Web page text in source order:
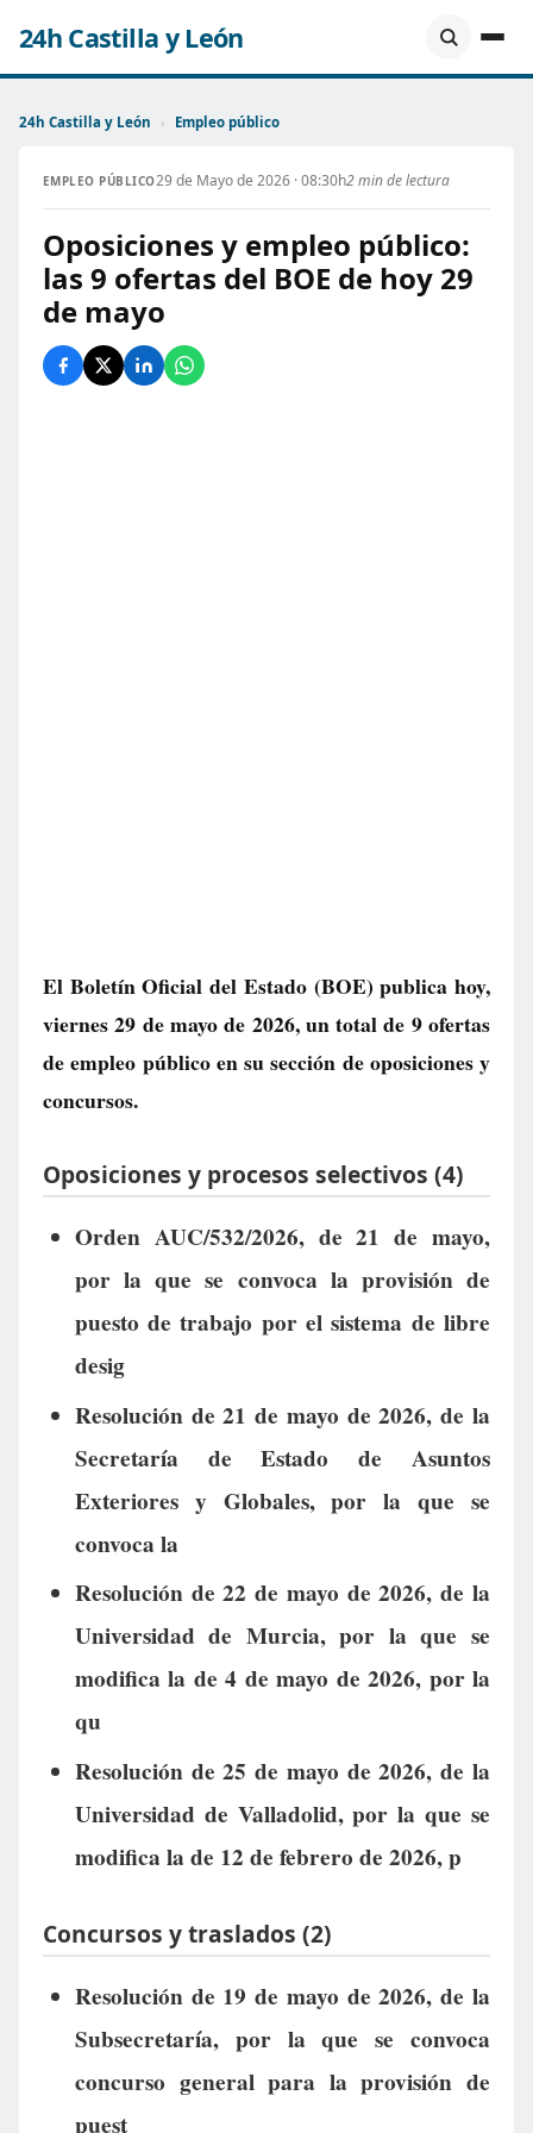
24h Castilla y León
24h Castilla y León › Empleo público
EMPLEO PÚBLICO29 de Mayo de 2026 · 08:30h2 min de lectura
Oposiciones y empleo público:
las 9 ofertas del BOE de hoy 29
de mayo
El Boletín Oficial del Estado (BOE) publica hoy,
viernes 29 de mayo de 2026, un total de 9 ofertas
de empleo públicoen su sección de oposiciones y
concursos.
Oposiciones y procesos selectivos (4)
Orden AUC/532/2026, de 21 de mayo,
por la que se convoca la provisión de
puesto de trabajo por el sistema de libre
desig
Resolución de 21 de mayo de 2026, de la
Secretaría de Estado de Asuntos
Exteriores y Globales, por la que se
convoca la
Resolución de 22 de mayo de 2026, de la
Universidad de Murcia, por la que se
modifica la de 4 de mayo de 2026, por la
qu
Resolución de 25 de mayo de 2026, de la
Universidad de Valladolid, por la que se
modifica la de 12 de febrero de 2026, p
Concursos y traslados (2)
Resolución de 19 de mayo de 2026, de la
Subsecretaría, por la que se convoca
concurso general para la provisión de
puest